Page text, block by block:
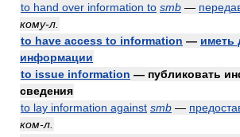
to hand over information to smb —
кому-л.
to have access to information — иметь
информации
to issue information — публиковать
сведения
to lay information against smb —
ком-л.